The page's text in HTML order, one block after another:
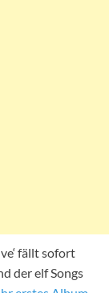
fällt sofort
der elf Songs